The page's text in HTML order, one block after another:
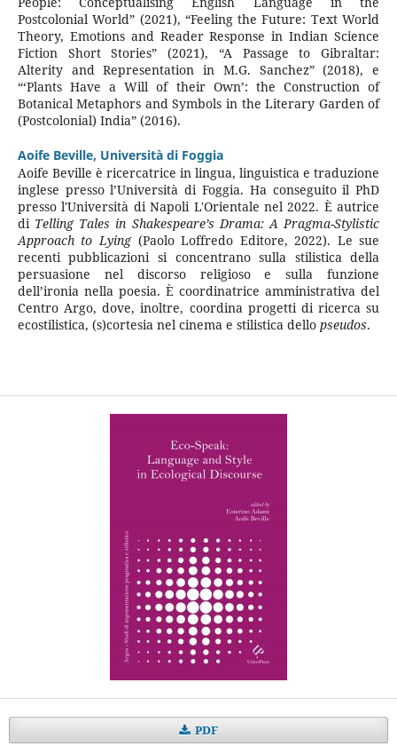
Postcolonial World” (2021), “Feeling the Future: Text World
Theory, Emotions and Reader Response in Indian Science
Fiction Short Stories” (2021), “A Passage to Gibraltar:
Alterity and Representation in M.G. Sanchez” (2018), e
“‘Plants Have a Will of their Own’: the Construction of
Botanical Metaphors and Symbols in the Literary Garden of
(Postcolonial) India” (2016).
Aoife Beville, Università di Foggia
Aoife Beville è ricercatrice in lingua, linguistica e traduzione
inglese presso l’Università di Foggia. Ha conseguito il PhD
presso l'Università di Napoli L'Orientale nel 2022. È autrice
di Telling Tales in Shakespeare’s Drama: A Pragma-Stylistic
Approach to Lying (Paolo Loffredo Editore, 2022). Le sue
recenti pubblicazioni si concentrano sulla stilistica della
persuasione nel discorso religioso e sulla funzione
dell’ironia nella poesia. È coordinatrice amministrativa del
Centro Argo, dove, inoltre, coordina progetti di ricerca su
ecostilistica, (s)cortesia nel cinema e stilistica dello pseudos.
PDF